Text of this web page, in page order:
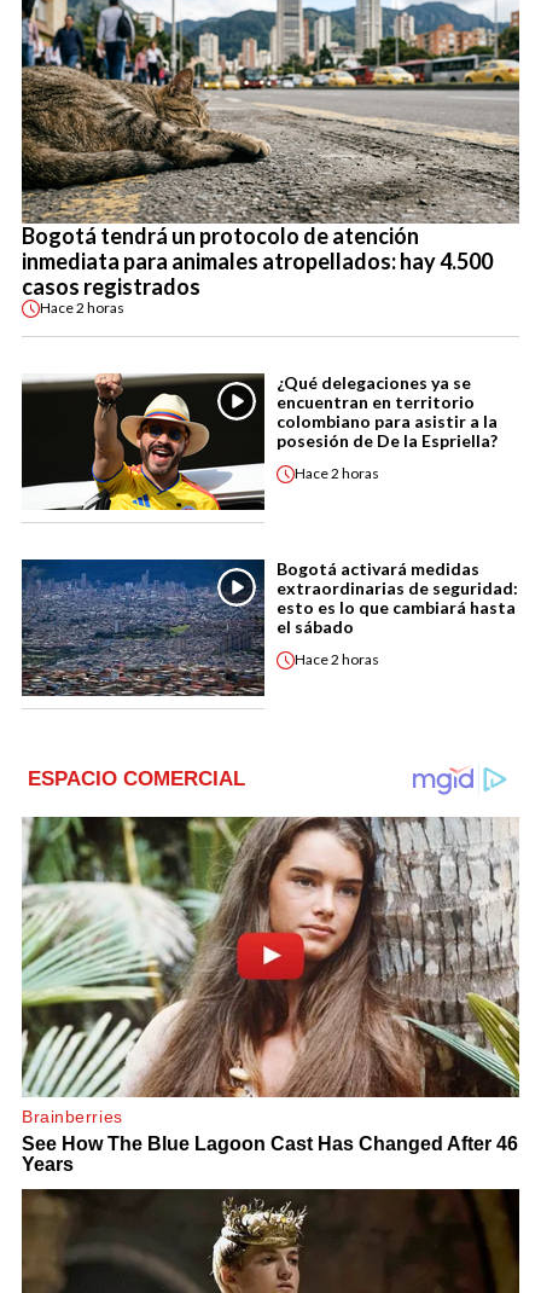
Bogotá tendrá un protocolo de atención
inmediata para animales atropellados: hay 4.500
casos registrados
Hace2 horas
¿Qué delegaciones ya se
encuentran en territorio
colombiano para asistir a la
posesión de De la Espriella?
Hace2 horas
Bogotá activará medidas
extraordinarias de seguridad:
esto es lo que cambiará hasta
el sábado
Hace2 horas